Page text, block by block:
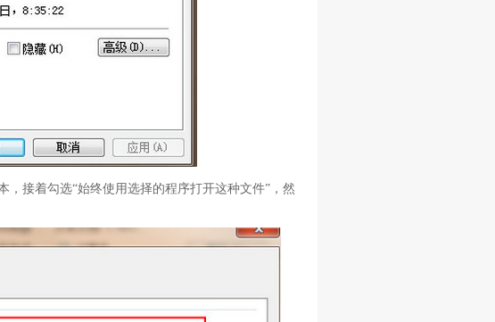
接着勾选“始终使用选择的程序打开这种文件”，然